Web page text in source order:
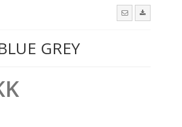
GREY